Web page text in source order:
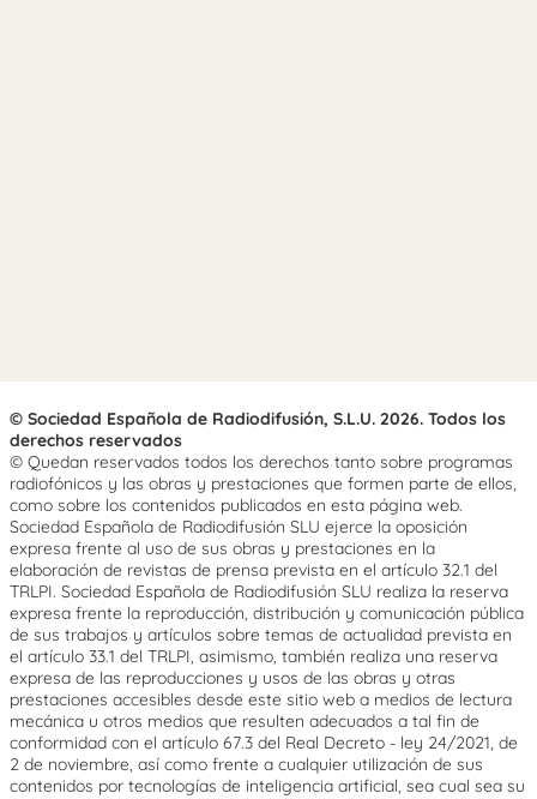
© Sociedad Española de Radiodifusión, S.L.U. 2026. Todos los
derechos reservados
© Quedan reservados todos los derechos tanto sobre programas
radiofónicos y las obras y prestaciones que formen parte de ellos,
como sobre los contenidos publicados en esta página web.
Sociedad Española de Radiodifusión SLU ejerce la oposición
expresa frente al uso de sus obras y prestaciones en la
elaboración de revistas de prensa prevista en el artículo 32.1 del
TRLPI. Sociedad Española de Radiodifusión SLU realiza la reserva
expresa frente la reproducción, distribución y comunicación pública
de sus trabajos y artículos sobre temas de actualidad prevista en
el artículo 33.1 del TRLPI, asimismo, también realiza una reserva
expresa de las reproducciones y usos de las obras y otras
prestaciones accesibles desde este sitio web a medios de lectura
mecánica u otros medios que resulten adecuados a tal fin de
conformidad con el artículo 67.3 del Real Decreto - ley 24/2021, de
2 de noviembre, así como frente a cualquier utilización de sus
contenidos por tecnologías de inteligencia artificial, sea cual sea su